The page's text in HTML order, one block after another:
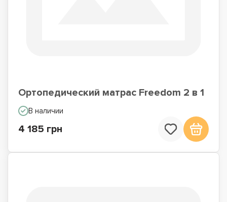
Ортопедический матрас Freedom 2 в 1
В наличии
4 185 грн